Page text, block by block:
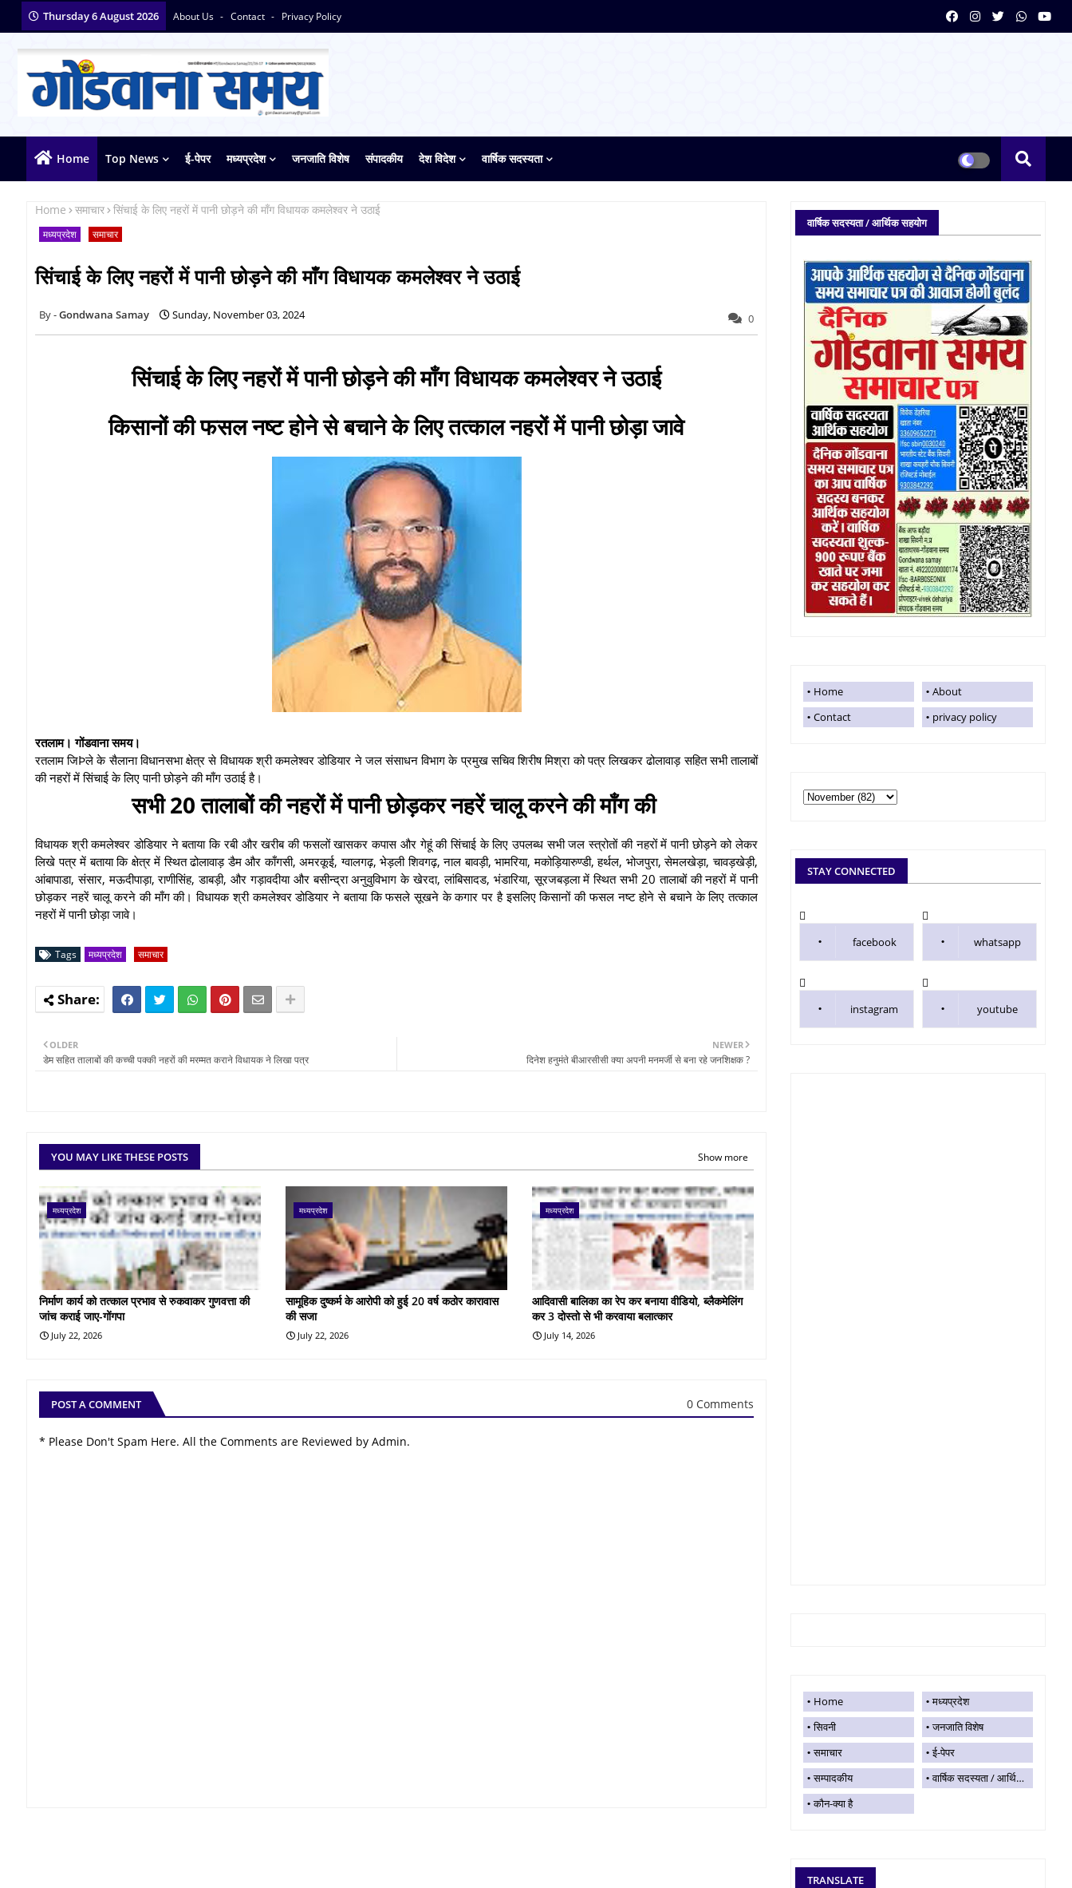
Thursday 6 August 2026 About Us Contact Privacy Policy
Home Top News ई-पेपर मध्यप्रदेश जनजाति विशेष संपादकीय देश विदेश वार्षिक सदस्यता
Home समाचार सिंचाई के लिए नहरों में पानी छोड़ने की माँग विधायक कमलेश्वर ने उठाई
मध्यप्रदेश समाचार
सिंचाई के लिए नहरों में पानी छोड़ने की माँग विधायक कमलेश्वर ने उठाई
Gondwana Samay Sunday, November 03, 2024 0
सिंचाई के लिए नहरों में पानी छोड़ने की माँग विधायक कमलेश्वर ने उठाई
किसानों की फसल नष्ट होने से बचाने के लिए तत्काल नहरों में पानी छोड़ा जावे
रतलाम। गोंडवाना समय।
रतलाम जिÞले के सैलाना विधानसभा क्षेत्र से विधायक श्री कमलेश्वर डोडियार ने जल संसाधन विभाग के प्रमुख सचिव शिरीष मिश्रा को पत्र लिखकर ढोलावाड़ सहित सभी तालाबों
की नहरों में सिंचाई के लिए पानी छोड़ने की माँग उठाई है।
सभी 20 तालाबों की नहरों में पानी छोड़कर नहरें चालू करने की माँग की
विधायक श्री कमलेश्वर डोडियार ने बताया कि रबी और खरीब की फसलों खासकर कपास और गेहूं की सिंचाई के लिए उपलब्ध सभी जल स्त्रोतों की नहरों में पानी छोड़ने को लेकर
लिखे पत्र में बताया कि क्षेत्र में स्थित ढोलावाड़ डैम और काँगसी, अमरकूई, ग्वालगढ़, भेड़ली शिवगढ़, नाल बावड़ी, भामरिया, मकोड़ियारुण्डी, हर्थल, भोजपुरा, सेमलखेड़ा, चावड़खेड़ी,
आंबापाडा, संसार, मऊदीपाड़ा, राणीसिंह, डाबड़ी, और गड़ावदीया और बसीन्द्रा अनुवुविभाग के खेरदा, लांबिसादड, भंडारिया, सूरजबड़ला में स्थित सभी 20 तालाबों की नहरों में पानी
छोड़कर नहरें चालू करने की माँग की। विधायक श्री कमलेश्वर डोडियार ने बताया कि फसले सूखने के कगार पर है इसलिए किसानों की फसल नष्ट होने से बचाने के लिए तत्काल
नहरों में पानी छोड़ा जावे।
Tags मध्यप्रदेश समाचार
NEWER
दिनेश हनुमंते बीआरसीसी क्या अपनी मनमर्जी से बना रहे जनशिक्षक ?
OLDER
डेम सहित तालाबों की कच्ची पक्की नहरों की मरम्मत कराने विधायक ने लिखा पत्र
YOU MAY LIKE THESE POSTS Show more
मध्यप्रदेश
निर्माण कार्य को तत्काल प्रभाव से रुकवाकर गुणवत्ता की
जांच कराई जाए-गोंगपा
July 22, 2026
मध्यप्रदेश
सामूहिक दुष्कर्म के आरोपी को हुई 20 वर्ष कठोर कारावास
की सजा
July 22, 2026
मध्यप्रदेश
आदिवासी बालिका का रेप कर बनाया वीडियो, ब्लैकमेलिंग
कर 3 दोस्तो से भी करवाया बलात्कार
July 14, 2026
POST A COMMENT 0 Comments
* Please Don't Spam Here. All the Comments are Reviewed by Admin.
वार्षिक सदस्यता / आर्थिक सहयोग
Home
About
Contact
privacy policy
STAY CONNECTED
facebook whatsapp
instagram youtube
Home
मध्यप्रदेश
सिवनी
जनजाति विशेष
समाचार
ई-पेपर
सम्पादकीय
वार्षिक सदस्यता / आर्थिक सहयोग
कौन-क्या है
TRANSLATE